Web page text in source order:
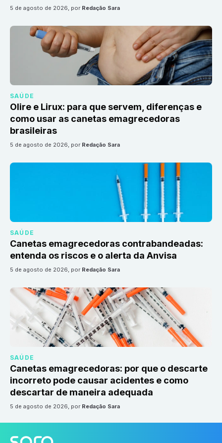
5 de agosto de 2026, por Redação Sara
SAÚDE
Olire e Lirux: para que servem, diferenças e
como usar as canetas emagrecedoras
brasileiras
5 de agosto de 2026, por Redação Sara
SAÚDE
Canetas emagrecedoras contrabandeadas:
entenda os riscos e o alerta da Anvisa
5 de agosto de 2026, por Redação Sara
SAÚDE
Canetas emagrecedoras: por que o descarte
incorreto pode causar acidentes e como
descartar de maneira adequada
5 de agosto de 2026, por Redação Sara